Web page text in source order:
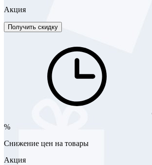
Акция
Получить скидку
%
Снижение цен на товары
Акция